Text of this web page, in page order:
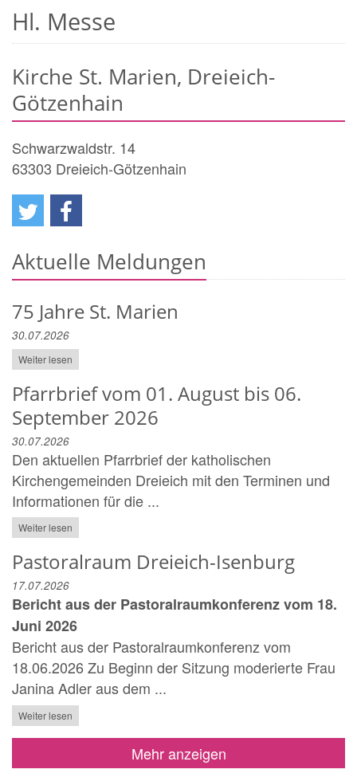
Hl. Messe
Kirche St. Marien, Dreieich-
Götzenhain
Schwarzwaldstr. 14
63303 Dreieich-Götzenhain
Aktuelle Meldungen
75 Jahre St. Marien
30.07.2026
Weiter lesen
Pfarrbrief vom 01. August bis 06.
September 2026
30.07.2026
Den aktuellen Pfarrbrief der katholischen
Kirchengemeinden Dreieich mit den Terminen und
Informationen für die ...
Weiter lesen
Pastoralraum Dreieich-Isenburg
17.07.2026
Bericht aus der Pastoralraumkonferenz vom 18.
Juni 2026
Bericht aus der Pastoralraumkonferenz vom
18.06.2026 Zu Beginn der Sitzung moderierte Frau
Janina Adler aus dem ...
Weiter lesen
Mehr anzeigen